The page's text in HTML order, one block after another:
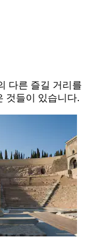
다른 즐길 거리를
것들이 있습니다.